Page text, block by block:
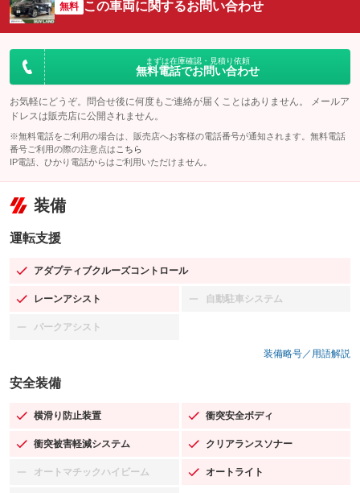
無料 この車両に関するお問い合わせ
まずは在庫確認・見積り依頼
無料電話でお問い合わせ
お気軽にどうぞ。問合せ後に何度もご連絡が届くことはありません。 メールア
ドレスは販売店に公開されません。
※無料電話をご利用の場合は、販売店へお客様の電話番号が通知されます。無料電話
番号ご利用の際の注意点は こちら
IP電話、ひかり電話からはご利用いただけません。
装備
運転支援
アダプティブクルーズコントロール
：装備あり
レーンアシスト
：装備あり 自動駐車システム
：装備なし
パークアシスト
：装備なし
装備略号／用語解説
安全装備
横滑り防止装置
：装備あり 衝突安全ボディ
：装備あり
衝突被害軽減システム
：装備あり クリアランスソナー
：装備あり
オートマチックハイビーム
：装備なし オートライト
：装備あり